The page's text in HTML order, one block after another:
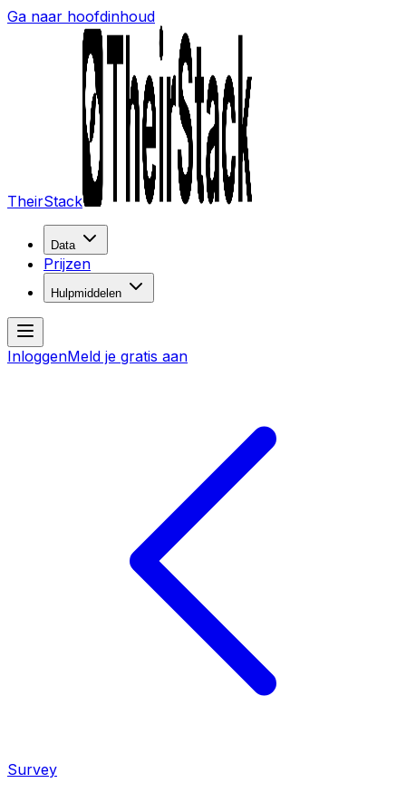
Ga naar hoofdinhoud
TheirStack
Data
Prijzen
Hulpmiddelen
InloggenMeld je gratis aan
Survey